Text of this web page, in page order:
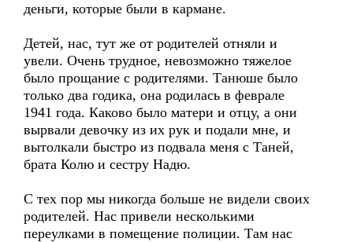
деньги, которые были в кармане.
Детей, нас, тут же от родителей отняли и
увели. Очень трудное, невозможно тяжелое
было прощание с родителями. Танюше было
только два годика, она родилась в феврале
1941 года. Каково было матери и отцу, а они
вырвали девочку из их рук и подали мне, и
вытолкали быстро из подвала меня с Таней,
брата Колю и сестру Надю.
С тех пор мы никогда больше не видели своих
родителей. Нас привели несколькими
переулками в помещение полиции. Там нас